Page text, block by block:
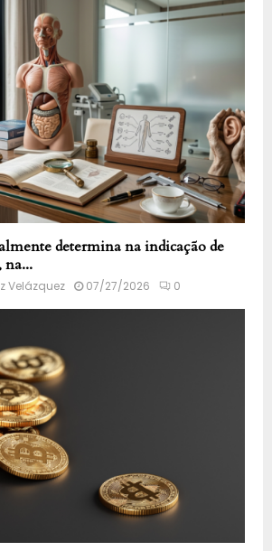
determina na indicação de
na...
Velázquez 07/27/2026 0